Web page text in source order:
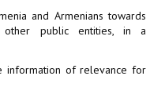
and Armenians towards
other public entities, in a
information of relevance for